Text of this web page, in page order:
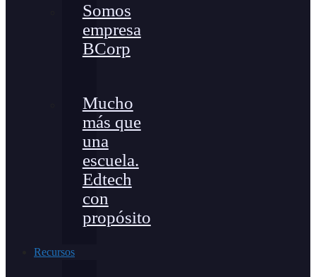
Somos
empresa
BCorp
Mucho
más que
una
escuela.
Edtech
con
propósito
Recursos